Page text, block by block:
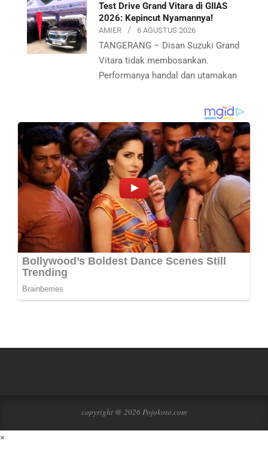
Test Drive Grand Vitara di GIIAS
2026: Kepincut Nyamannya!
AMIER 6 AGUSTUS 2026
TANGERANG – Disan Suzuki Grand
Vitara tidak membosankan.
Performanya handal dan utamakan
copyright @ 2026 Pojokoto.com
×